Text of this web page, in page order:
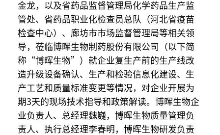
金龙，以及省药品监督管理局化学药品生产监
管处、省药品职业化检查员总队（河北省疫苗
检查中心）、廊坊市市场监督管理局等相关领
导，莅临博晖生物制药股份有限公司（以下简
称“博晖生物”）就企业复生产前的生产线改
造升级设备确认、生产和检验信息化建设、生
产工艺和质量标准变更等情况，对企业开展为
期3天的现场技术指导和政策解读。博晖生物企
业负责人、总经理魏巍，博晖生物质量管理负
责人、执行总经理李春明，博晖生物研发负责